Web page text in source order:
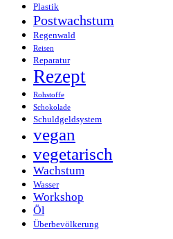
Plastik
Postwachstum
Regenwald
Reisen
Reparatur
Rezept
Rohstoffe
Schokolade
Schuldgeldsystem
vegan
vegetarisch
Wachstum
Wasser
Workshop
Öl
Überbevölkerung